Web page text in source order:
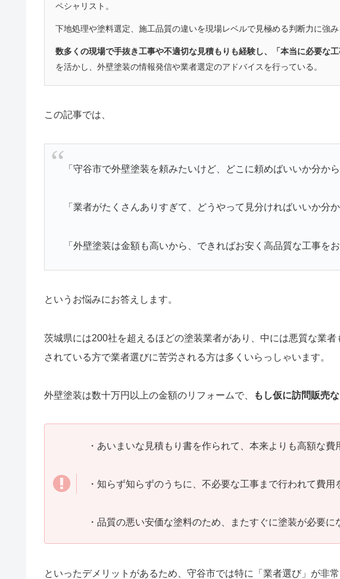
ペシャリスト。
下地処理や塗料選定、施工品質の違いを現場レベルで見極める判断力に強み
数多くの現場で手抜き工事や不適切な見積もりも経験し、「本当に必要な工
を活かし、外壁塗装の情報発信や業者選定のアドバイスを行っている。
この記事では、
「守谷市で外壁塗装を頼みたいけど、どこに頼めばいいか分から
「業者がたくさんありすぎて、どうやって見分ければいいか分か
「外壁塗装は金額も高いから、できればお安く高品質な工事をお
というお悩みにお答えします。
茨城県には200社を超えるほどの塗装業者があり、中には悪質な業
されている方で業者選びに苦労される方は多くいらっしゃいます。
外壁塗装は数十万円以上の金額のリフォームで、 もし仮に訪問販売
・あいまいな見積もり書を作られて、本来よりも高額な費
・知らず知らずのうちに、不必要な工事まで行われて費用
・品質の悪い安価な塗料のため、またすぐに塗装が必要に
といったデメリットがあるため、守谷市では特に「業者選び」が非常